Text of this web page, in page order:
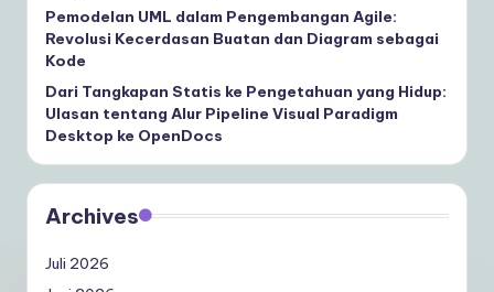
Pemodelan UML dalam Pengembangan Agile:
Revolusi Kecerdasan Buatan dan Diagram sebagai
Kode
Dari Tangkapan Statis ke Pengetahuan yang Hidup:
Ulasan tentang Alur Pipeline Visual Paradigm
Desktop ke OpenDocs
Archives
Juli 2026